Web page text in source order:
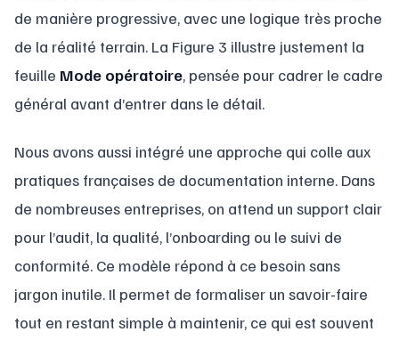
de manière progressive, avec une logique très proche
de la réalité terrain. La Figure 3 illustre justement la
feuille Mode opératoire, pensée pour cadrer le cadre
général avant d’entrer dans le détail.
Nous avons aussi intégré une approche qui colle aux
pratiques françaises de documentation interne. Dans
de nombreuses entreprises, on attend un support clair
pour l’audit, la qualité, l’onboarding ou le suivi de
conformité. Ce modèle répond à ce besoin sans
jargon inutile. Il permet de formaliser un savoir-faire
tout en restant simple à maintenir, ce qui est souvent